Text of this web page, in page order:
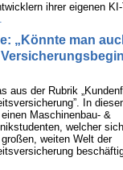
ihrer eigenen
„Könnte man
aus der Rubrik
In
Maschinenbau- &
welcher
weiten Welt der